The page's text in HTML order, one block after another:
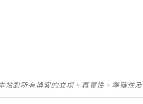
對所有博客的立場、真實性、準確性